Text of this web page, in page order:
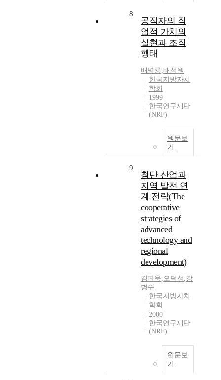
8
공직자의 직
업적 가치의
실현과 조직
행태
배병룡,배석원
한국지방자치
학회
1999
한국연구재단
(NRF)
원문보
기
9
첨단 산업과
지역 발전 연
계 전략(The
cooperative
strategies of
advanced
technology and
regional
development)
김판욱,오덕성 ,강
병수
한국지방자치
학회
2000
한국연구재단
(NRF)
원문보
기